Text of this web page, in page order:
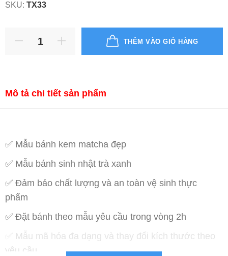
SKU: TX33
THÊM VÀO GIỎ HÀNG
Mô tả chi tiết sản phẩm
✅ Mẫu bánh kem matcha đẹp
✅ Mẫu bánh sinh nhật trà xanh
✅ Đảm bảo chất lượng và an toàn vệ sinh thực
phẩm
✅ Đặt bánh theo mẫu yêu cầu trong vòng 2h
✅ Mẫu mã hóa đa dạng và thay đổi kích thước theo
yêu cầu